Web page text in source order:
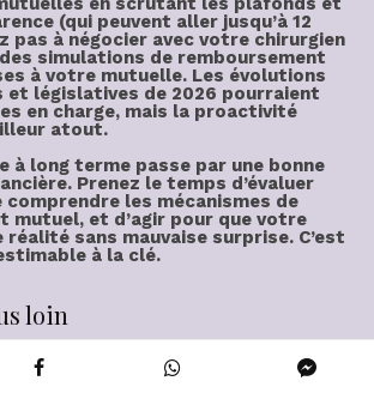
(qui peuvent aller jusqu’à 12
pas à négocier avec votre chirurgien
simulations de remboursement
à votre mutuelle. Les évolutions
et législatives de 2026 pourraient
en charge, mais la proactivité
atout.
à long terme passe par une bonne
Prenez le temps d’évaluer
comprendre les mécanismes de
mutuel, et d’agir pour que votre
sans mauvaise surprise. C’est
à la clé.
loin
de la myopie